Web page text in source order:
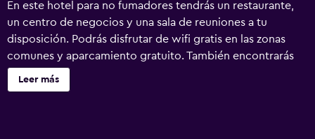
En este hotel para no fumadores tendrás un restaurante,
un centro de negocios y una sala de reuniones a tu
disposición. Podrás disfrutar de wifi gratis en las zonas
comunes y aparcamiento gratuito. También encontrarás
servicios de conserjería, servicio de tintorería y
lavandería. Hotel Casa de las Fuentes ofrece 26
Leer más